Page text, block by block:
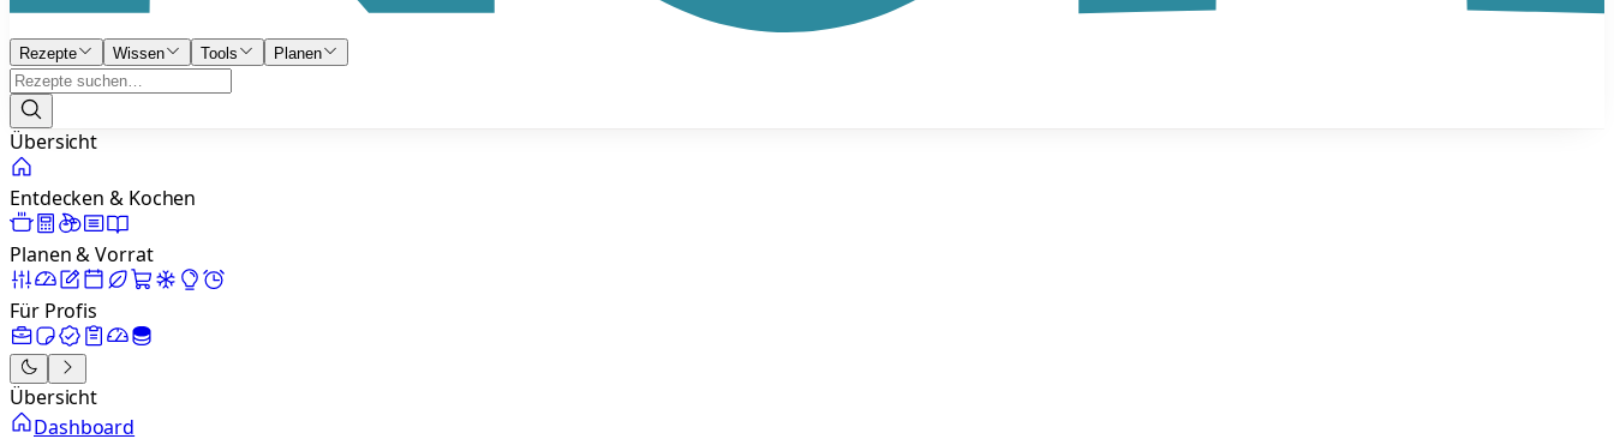
Rezepte Wissen Tools Planen
Übersicht
Entdecken & Kochen
Planen & Vorrat
Für Profis
Übersicht
Dashboard